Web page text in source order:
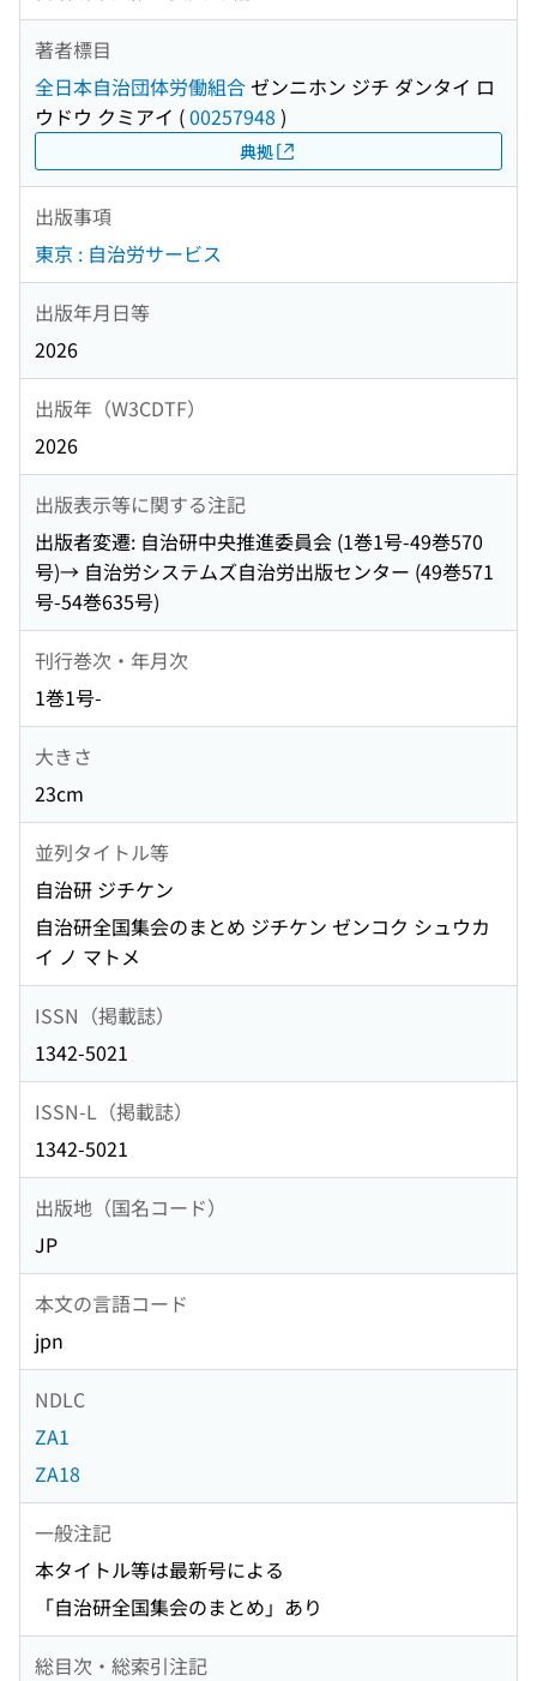
著者標目
全日本自治団体労働組合ゼンニホン ジチ ダンタイ ロ
ウドウ クミアイ (00257948 )
典拠
出版事項
東京 : 自治労サービス
出版年月日等
2026
出版年（W3CDTF）
2026
出版表示等に関する注記
出版者変遷: 自治研中央推進委員会 (1巻1号-49巻570
号)→ 自治労システムズ自治労出版センター (49巻571
号-54巻635号)
刊行巻次・年月次
1巻1号-
大きさ
23cm
並列タイトル等
自治研 ジチケン
自治研全国集会のまとめ ジチケン ゼンコク シュウカ
イ ノ マトメ
ISSN（掲載誌）
1342-5021
ISSN-L（掲載誌）
1342-5021
出版地（国名コード）
JP
本文の言語コード
jpn
NDLC
ZA1
ZA18
一般注記
本タイトル等は最新号による
「自治研全国集会のまとめ」あり
総目次・総索引注記